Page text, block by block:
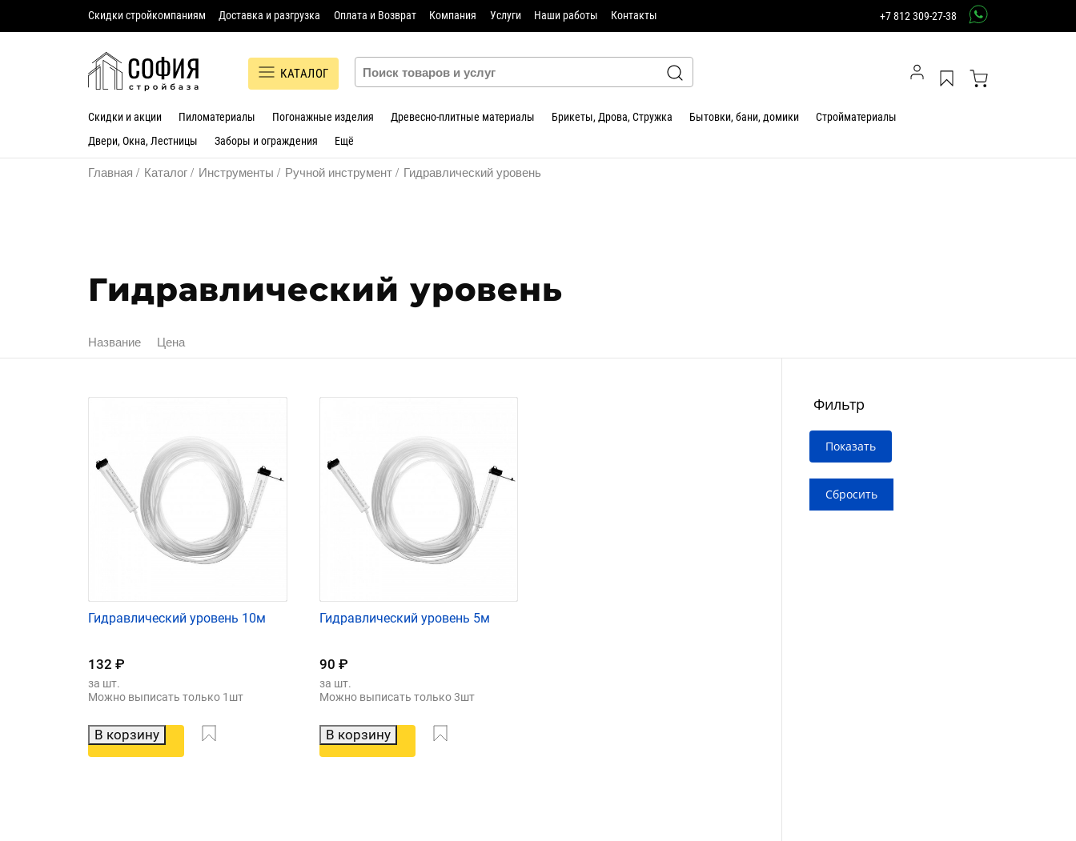
Скидки стройкомпаниям Доставка и разгрузка Оплата и Возврат Компания Услуги Наши работы Контакты +7 812 309-27-38
КАТАЛОГ
Скидки и акции Пиломатериалы Погонажные изделия Древесно-плитные материалы Брикеты, Дрова, Стружка Бытовки, бани, домики
Стройматериалы
Двери, Окна, Лестницы
Заборы и ограждения Ещё
Главная Каталог Инструменты Ручной инструмент Гидравлический уровень
Гидравлический уровень
Название Цена
Фильтр
Гидравлический уровень 10м
132 ₽
за шт.
Можно выписать только 1шт
В корзину
Гидравлический уровень 5м
90 ₽
за шт.
Можно выписать только 3шт
В корзину